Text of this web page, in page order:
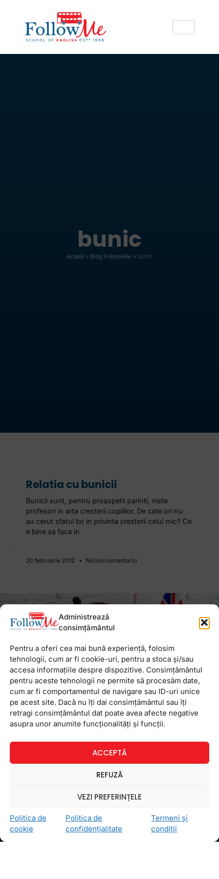
Administrează
consimțământul
Pentru a oferi cea mai bună experiență, folosim
tehnologii, cum ar fi cookie-uri, pentru a stoca și/sau
accesa informațiile despre dispozitive. Consimțământul
pentru aceste tehnologii ne permite să procesăm date,
cum ar fi comportamentul de navigare sau ID-uri unice
pe acest site. Dacă nu îți dai consimțământul sau îți
retragi consimțământul dat poate avea afecte negative
asupra unor anumite funcționalități și funcții.
ACCEPTĂ
REFUZĂ
VEZI PREFERINȚELE
Politica de
cookie
Politica de
confidențialitate
Termeni și
condiții
bunic
Acasă » Blog FollowMe » bunic
Relatia cu bunicii
Bunicii sunt, pentru proaspetii parinti, niste
profesori in arta cresterii copiiilor. De cate ori nu
au cerut sfatul lor in privinta cresterii celui mic? Ce
e bine sa faca in
20 februarie 2012 Niciun comentariu
Newsletter
Ceea ce ne ghidează pe toţi cei din echipa FollowMe
este motto-ulÎnvaţă zâmbind. Vrem să realizăm asta
FollowMe Vitan
Informații Utile